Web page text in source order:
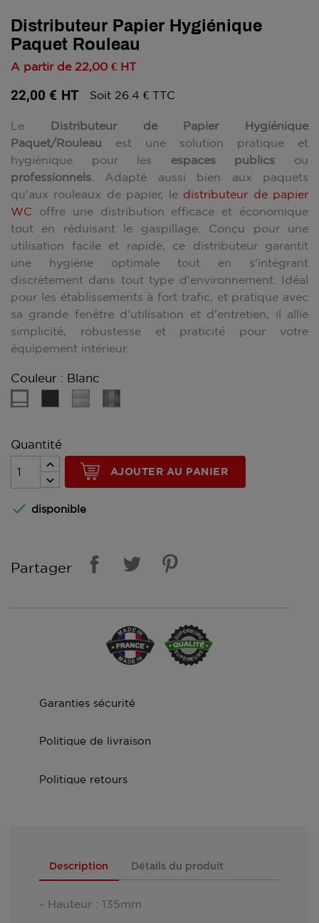
Distributeur Papier Hygiénique
Paquet Rouleau
A partir de 22,00 € HT
22,00 € HT Soit 26.4 € TTC
Le Distributeur de Papier Hygiénique
Paquet/Rouleau est une solution pratique et
hygiénique pour les espaces publics ou
professionnels . Adapté aussi bien aux paquets
qu'aux rouleaux de papier, le distributeur de papier
WC offre une distribution efficace et économique
tout en réduisant le gaspillage. Conçu pour une
utilisation facile et rapide, ce distributeur garantit
une hygiène optimale tout en s'intégrant
discrètement dans tout type d'environnement. Idéal
pour les établissements à fort trafic, et pratique avec
sa grande fenêtre d'utilisation et d'entretien, il allie
simplicité, robustesse et praticité pour votre
équipement intérieur.
Couleur : Blanc
Manganèse
métal Brossé
Quantité
AJOUTER AU PANIER
 disponible
Partager
Garanties sécurité
Politique de livraison
Politique retours
Description Détails du produit
- Hauteur : 135mm